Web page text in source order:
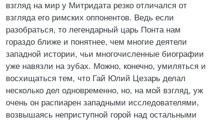
взгляд на мир у Митридата резко отличался от
взгляда его римских оппонентов. Ведь если
разобраться, то легендарный царь Понта нам
гораздо ближе и понятнее, чем многие деятели
западной истории, чьи многочисленные биографии
уже навязли на зубах. Можно, конечно, умиляться и
восхищаться тем, что Гай Юлий Цезарь делал
несколько дел одновременно, но, на мой взгляд, уж
очень он распиарен западными исследователями,
возвышаясь неприступной горой над остальными